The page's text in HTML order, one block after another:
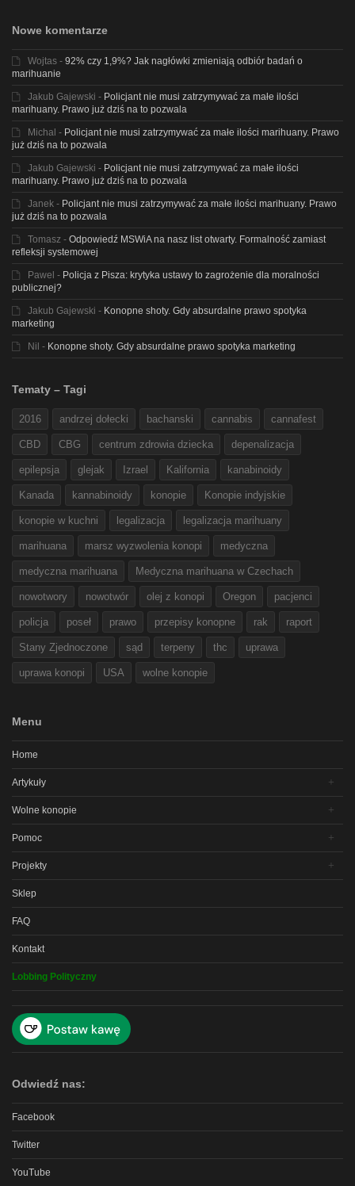
Nowe komentarze
Wojtas - 92% czy 1,9%? Jak nagłówki zmieniają odbiór badań o
marihuanie
Jakub Gajewski - Policjant nie musi zatrzymywać za małe ilości
marihuany. Prawo już dziś na to pozwala
Michal - Policjant nie musi zatrzymywać za małe ilości marihuany. Prawo
już dziś na to pozwala
Jakub Gajewski - Policjant nie musi zatrzymywać za małe ilości
marihuany. Prawo już dziś na to pozwala
Janek - Policjant nie musi zatrzymywać za małe ilości marihuany. Prawo
już dziś na to pozwala
Tomasz - Odpowiedź MSWiA na nasz list otwarty. Formalność zamiast
refleksji systemowej
Pawel - Policja z Pisza: krytyka ustawy to zagrożenie dla moralności
publicznej?
Jakub Gajewski - Konopne shoty. Gdy absurdalne prawo spotyka
marketing
Nil - Konopne shoty. Gdy absurdalne prawo spotyka marketing
Tematy – Tagi
2016 andrzej dołecki bachanski cannabis cannafest
CBD CBG centrum zdrowia dziecka depenalizacja
epilepsja glejak Izrael Kalifornia kanabinoidy
Kanada kannabinoidy konopie Konopie indyjskie
konopie w kuchni legalizacja legalizacja marihuany
marihuana marsz wyzwolenia konopi medyczna
medyczna marihuana Medyczna marihuana w Czechach
nowotwory nowotwór olej z konopi Oregon pacjenci
policja poseł prawo przepisy konopne rak raport
Stany Zjednoczone sąd terpeny thc uprawa
uprawa konopi USA wolne konopie
Menu
Home
Artykuły
Wolne konopie
Pomoc
Projekty
Sklep
FAQ
Kontakt
Lobbing Polityczny
Odwiedź nas:
Facebook
Twitter
YouTube